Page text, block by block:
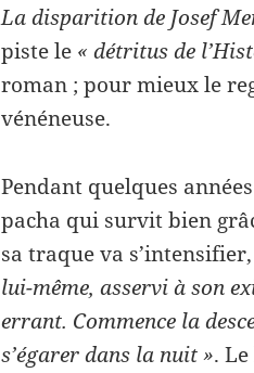
La disparition de Josef
piste le « détritus de
roman ; pour mieux le
vénéneuse.
Pendant quelques
pacha qui survit bien
sa traque va
lui-même, asservi à son
errant. Commence la
s’égarer dans la nuit ».